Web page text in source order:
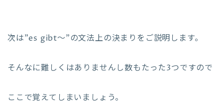
次は”es gibt～”の文法上の決まりをご説明します。
そんなに難しくはありませんし数もたった3つですので
ここで覚えてしまいましょう。